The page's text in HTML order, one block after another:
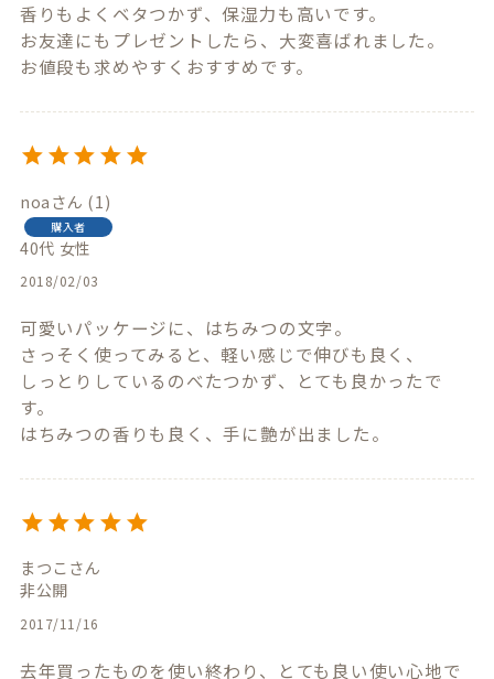
香りもよくベタつかず、保湿力も高いです。
お友達にもプレゼントしたら、大変喜ばれました。
お値段も求めやすくおすすめです。
noa 1
購入者
40代 女性
2018/02/03
可愛いパッケージに、はちみつの文字。
さっそく使ってみると、軽い感じで伸びも良く、
しっとりしているのべたつかず、とても良かったで
す。
まつこ
非公開
2017/11/16
去年買ったものを使い終わり、とても良い使い心地で